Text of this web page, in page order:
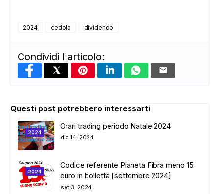
ADS
2024 cedola dividendo
Condividi l'articolo:
Questi post potrebbero interessarti
2024
Orari trading periodo Natale 2024
dic 14, 2024
2024
Codice referente Pianeta Fibra meno 15
euro in bolletta [settembre 2024]
set 3, 2024